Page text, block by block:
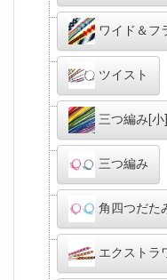
ワイド＆フ
ツイスト
三つ編み[小]
三つ編み
角四つだた
エクストラ